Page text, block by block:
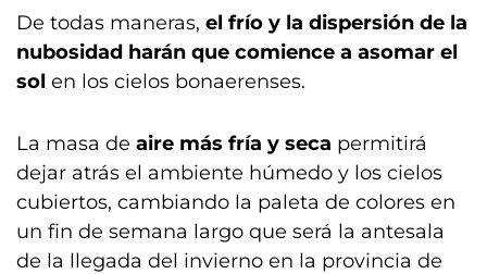
De todas maneras, el frío y la dispersión de la
nubosidad harán que comience a asomar el
sol en los cielos bonaerenses.
La masa de aire más fría y seca permitirá
dejar atrás el ambiente húmedo y los cielos
cubiertos, cambiando la paleta de colores en
un fin de semana largo que será la antesala
de la llegada del invierno en la provincia de